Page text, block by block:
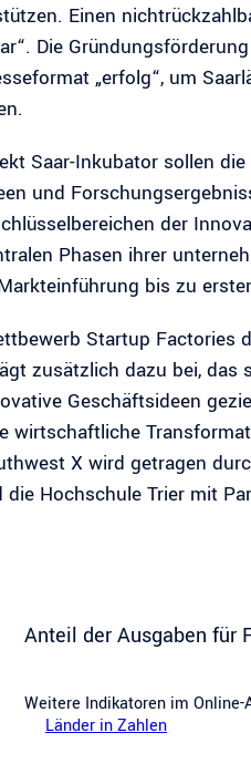
Einen
Die
„erfolg“, um
Saar-Inkubator sollen
und
der
Phasen ihrer
bis zu
Startup Factories
zusätzlich dazu bei, das
Geschäftsideen
wirtschaftliche
X wird getragen
die Hochschule Trier mit
Anteil der Ausgaben für
Weitere Indikatoren im Online-
Länder in Zahlen